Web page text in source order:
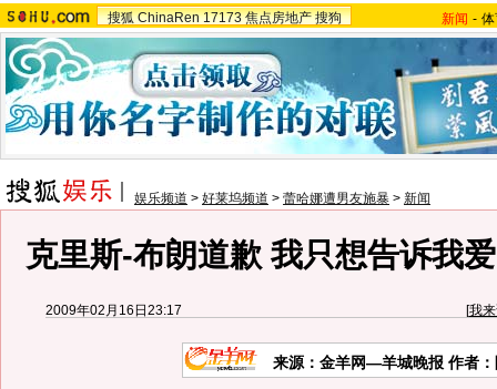
搜狐 ChinaRen 17173 焦点房地产 搜狗 新闻 -
娱乐频道 > 好莱坞频道 > 蕾哈娜遭男友施暴 > 新闻
克里斯-布朗道歉 我只想告诉我
2009年02月16日23:17 [我
来源：金羊网—羊城晚报 作者